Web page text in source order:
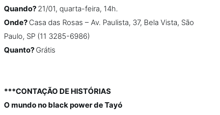
Quando? 21/01, quarta-feira, 14h.
Onde? Casa das Rosas – Av. Paulista, 37, Bela Vista, São
Paulo, SP (11 3285-6986)
Quanto? Grátis
***CONTAÇÃO DE HISTÓRIAS
O mundo no black power de Tayó